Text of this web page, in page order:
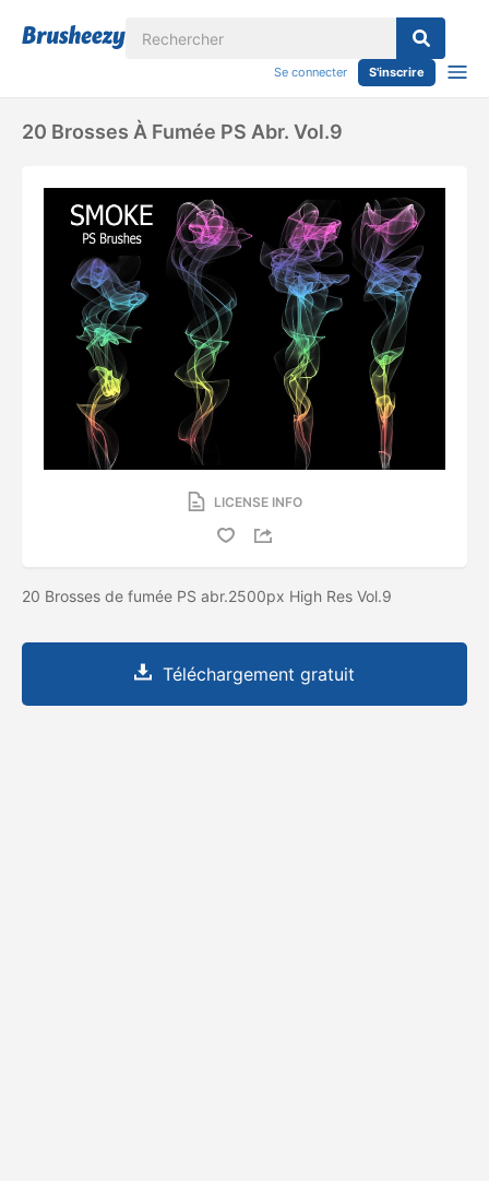
Se connecter S'inscrire
20 Brosses À Fumée PS Abr. Vol.9
LICENSE INFO
20 Brosses de fumée PS abr.2500px High Res Vol.9
Téléchargement gratuit